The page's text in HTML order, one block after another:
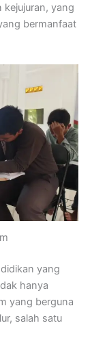
kejujuran, yang
bermanfaat
yang
hanya
yang berguna
salah satu